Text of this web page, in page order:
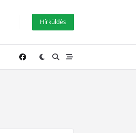
Hírküldés